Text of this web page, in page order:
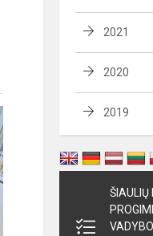
2021
2020
2019
ŠIAULIŲ